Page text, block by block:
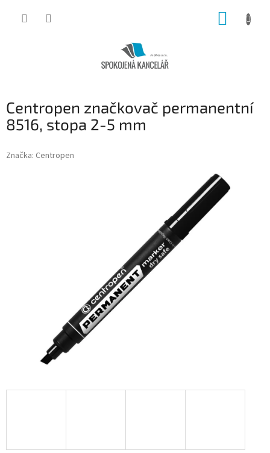
Centropen značkovač permanentní
8516, stopa 2-5 mm
Značka: Centropen